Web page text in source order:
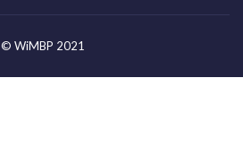
© WiMBP 2021